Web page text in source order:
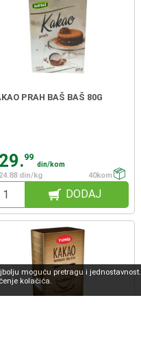
PRAH BAŠ BAŠ 80G
99
din/kom
din/kg
40kom
DODAJ
moguću pretragu i jednostavnost.
kolačića.